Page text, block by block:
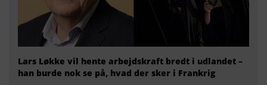
Lars Løkke vil hente arbejdskraft bredt i udlandet –
han burde nok se på, hvad der sker i Frankrig